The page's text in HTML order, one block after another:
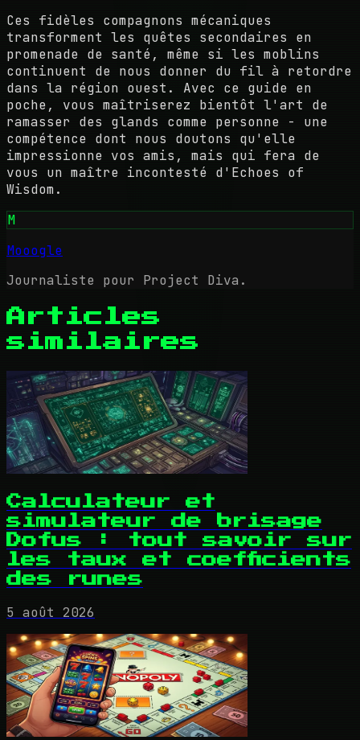
Ces fidèles compagnons mécaniques
transforment les quêtes secondaires en
promenade de santé, même si les moblins
continuent de nous donner du fil à retordre
dans la région ouest. Avec ce guide en
poche, vous maîtriserez bientôt l'art de
ramasser des glands comme personne - une
compétence dont nous doutons qu'elle
impressionne vos amis, mais qui fera de
vous un maître incontesté d'Echoes of
Wisdom.
M
Mooogle
Journaliste pour Project Diva.
Articles
similaires
Calculateur et
simulateur de brisage
Dofus : tout savoir sur
les taux et coefficients
des runes
5 août 2026